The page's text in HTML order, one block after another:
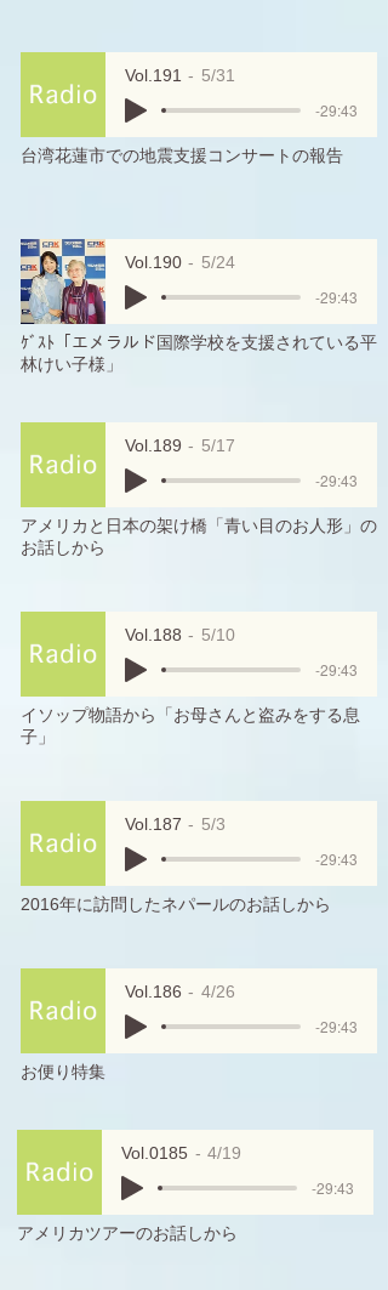
Vol.191 5/31
-29:43
台湾花蓮市での地震支援コンサートの報告
Vol.190 5/24
-29:43
ｹﾞｽﾄ「エメラルド国際学校を支援されている平
林けい子様」
Vol.189 5/17
-29:43
アメリカと日本の架け橋「青い目のお人形」の
お話しから
Vol.188 5/10
-29:43
イソップ物語から「お母さんと盗みをする息
子」
Vol.187 5/3
-29:43
2016年に訪問したネパールのお話しから
Vol.186 4/26
-29:43
お便り特集
Vol.0185 4/19
-29:43
アメリカツアーのお話しから